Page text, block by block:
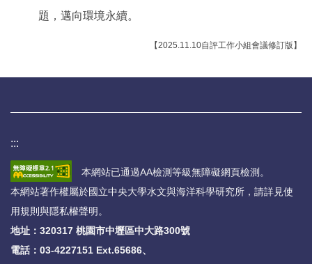
題，邁向環境永續。
【2025.11.10自評工作小組會議修訂版】
:::
本網站已通過AA檢測等級無障礙網頁檢測。
本網站著作權屬於國立中央大學水文與海洋科學研究所，請詳見使
用規則與隱私權聲明。
地址：320317 桃園市中壢區中大路300號
電話： 03-4227151 Ext.65686、